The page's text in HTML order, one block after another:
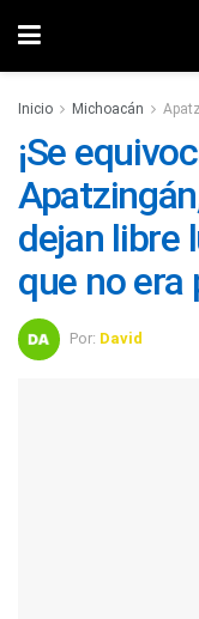
Inicio Michoacán
¡Se
dejan libre
que no era
Por: David